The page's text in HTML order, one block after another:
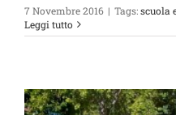
7 Novembre 2016 | Tags:scuola
Leggi tutto